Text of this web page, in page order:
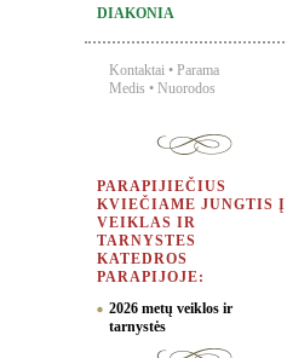
DIAKONIA
Kontaktai • Parama
Medis • Nuorodos
PARAPIJIEČIUS
KVIEČIAME JUNGTIS Į
VEIKLAS IR
TARNYSTES
KATEDROS
PARAPIJOJE:
2026 metų veiklos ir
tarnystės